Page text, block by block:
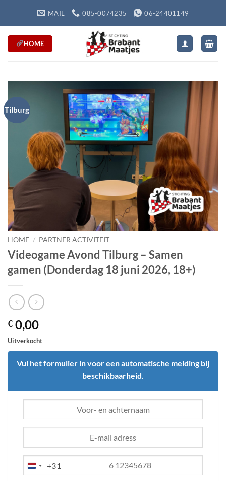
MAIL 085-0074235 06-24401149
HOME
Tilburg
HOME / PARTNER ACTIVITEIT
Videogame Avond Tilburg – Samen
gamen (Donderdag 18 juni 2026, 18+)
€ 0,00
Uitverkocht
Vul het formulier in voor een automatische melding bij
beschikbaarheid.
NETHERLANDS
+31